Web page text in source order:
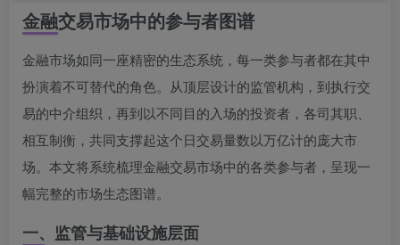
金融交易市场中的参与者图谱
金融市场如同一座精密的生态系统，每一类参与者都在其中
扮演着不可替代的角色。从顶层设计的监管机构，到执行交
易的中介组织，再到以不同目的入场的投资者，各司其职、
相互制衡，共同支撑起这个日交易量数以万亿计的庞大市
场。本文将系统梳理金融交易市场中的各类参与者，呈现一
幅完整的市场生态图谱。
一、监管与基础设施层面